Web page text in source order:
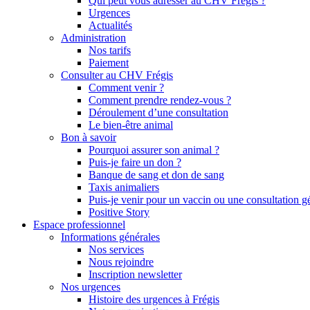
Urgences
Actualités
Administration
Nos tarifs
Paiement
Consulter au CHV Frégis
Comment venir ?
Comment prendre rendez-vous ?
Déroulement d’une consultation
Le bien-être animal
Bon à savoir
Pourquoi assurer son animal ?
Puis-je faire un don ?
Banque de sang et don de sang
Taxis animaliers
Puis-je venir pour un vaccin ou une consultation
Positive Story
Espace professionnel
Informations générales
Nos services
Nous rejoindre
Inscription newsletter
Nos urgences
Histoire des urgences à Frégis